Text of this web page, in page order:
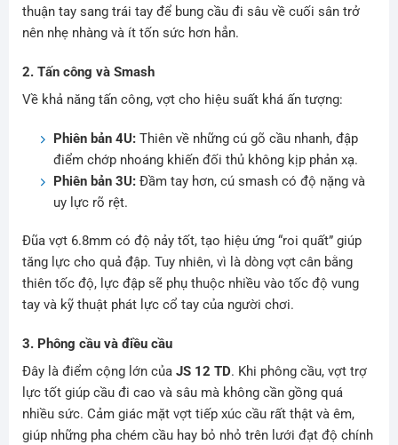
thuận tay sang trái tay để bung cầu đi sâu về cuối sân trở
nên nhẹ nhàng và ít tốn sức hơn hẳn.
2. Tấn công và Smash
Về khả năng tấn công, vợt cho hiệu suất khá ấn tượng:
Phiên bản 4U:Thiên về những cú gõ cầu nhanh, đập
điểm chớp nhoáng khiến đối thủ không kịp phản xạ.
Phiên bản 3U:Đầm tay hơn, cú smash có độ nặng và
uy lực rõ rệt.
Đũa vợt 6.8mm có độ nảy tốt, tạo hiệu ứng “roi quất” giúp
tăng lực cho quả đập. Tuy nhiên, vì là dòng vợt cân bằng
thiên tốc độ, lực đập sẽ phụ thuộc nhiều vào tốc độ vung
tay và kỹ thuật phát lực cổ tay của người chơi.
3. Phông cầu và điều cầu
Đây là điểm cộng lớn của JS 12 TD. Khi phông cầu, vợt trợ
lực tốt giúp cầu đi cao và sâu mà không cần gồng quá
nhiều sức. Cảm giác mặt vợt tiếp xúc cầu rất thật và êm,
giúp những pha chém cầu hay bỏ nhỏ trên lưới đạt độ chính